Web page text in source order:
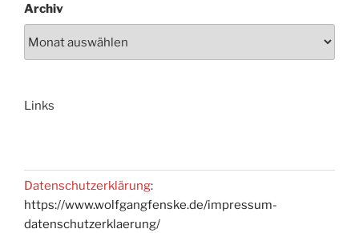
Archiv
Links
Datenschutzerklärung:
https://www.wolfgangfenske.de/impressum-
datenschutzerklaerung/